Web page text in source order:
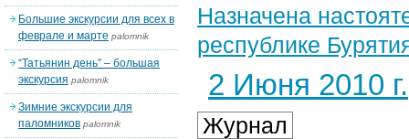
Назначена
республике
2 Июня 2010 г.
Журнал
Большие экскурсии для всех в
феврале и марте palomnik
“Татьянин день” – большая
экскурсия palomnik
Зимние экскурсии для
паломников palomnik